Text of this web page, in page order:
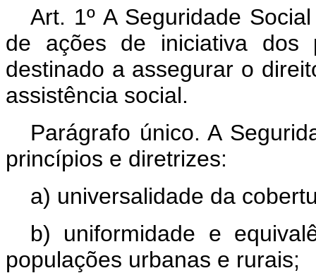
Art. 1º A Seguridade
de ações de iniciativa dos
destinado a assegurar o
assistência social.
Parágrafo único. A
princípios e diretrizes:
a) universalidade da
b) uniformidade e
populações urbanas e rurais;